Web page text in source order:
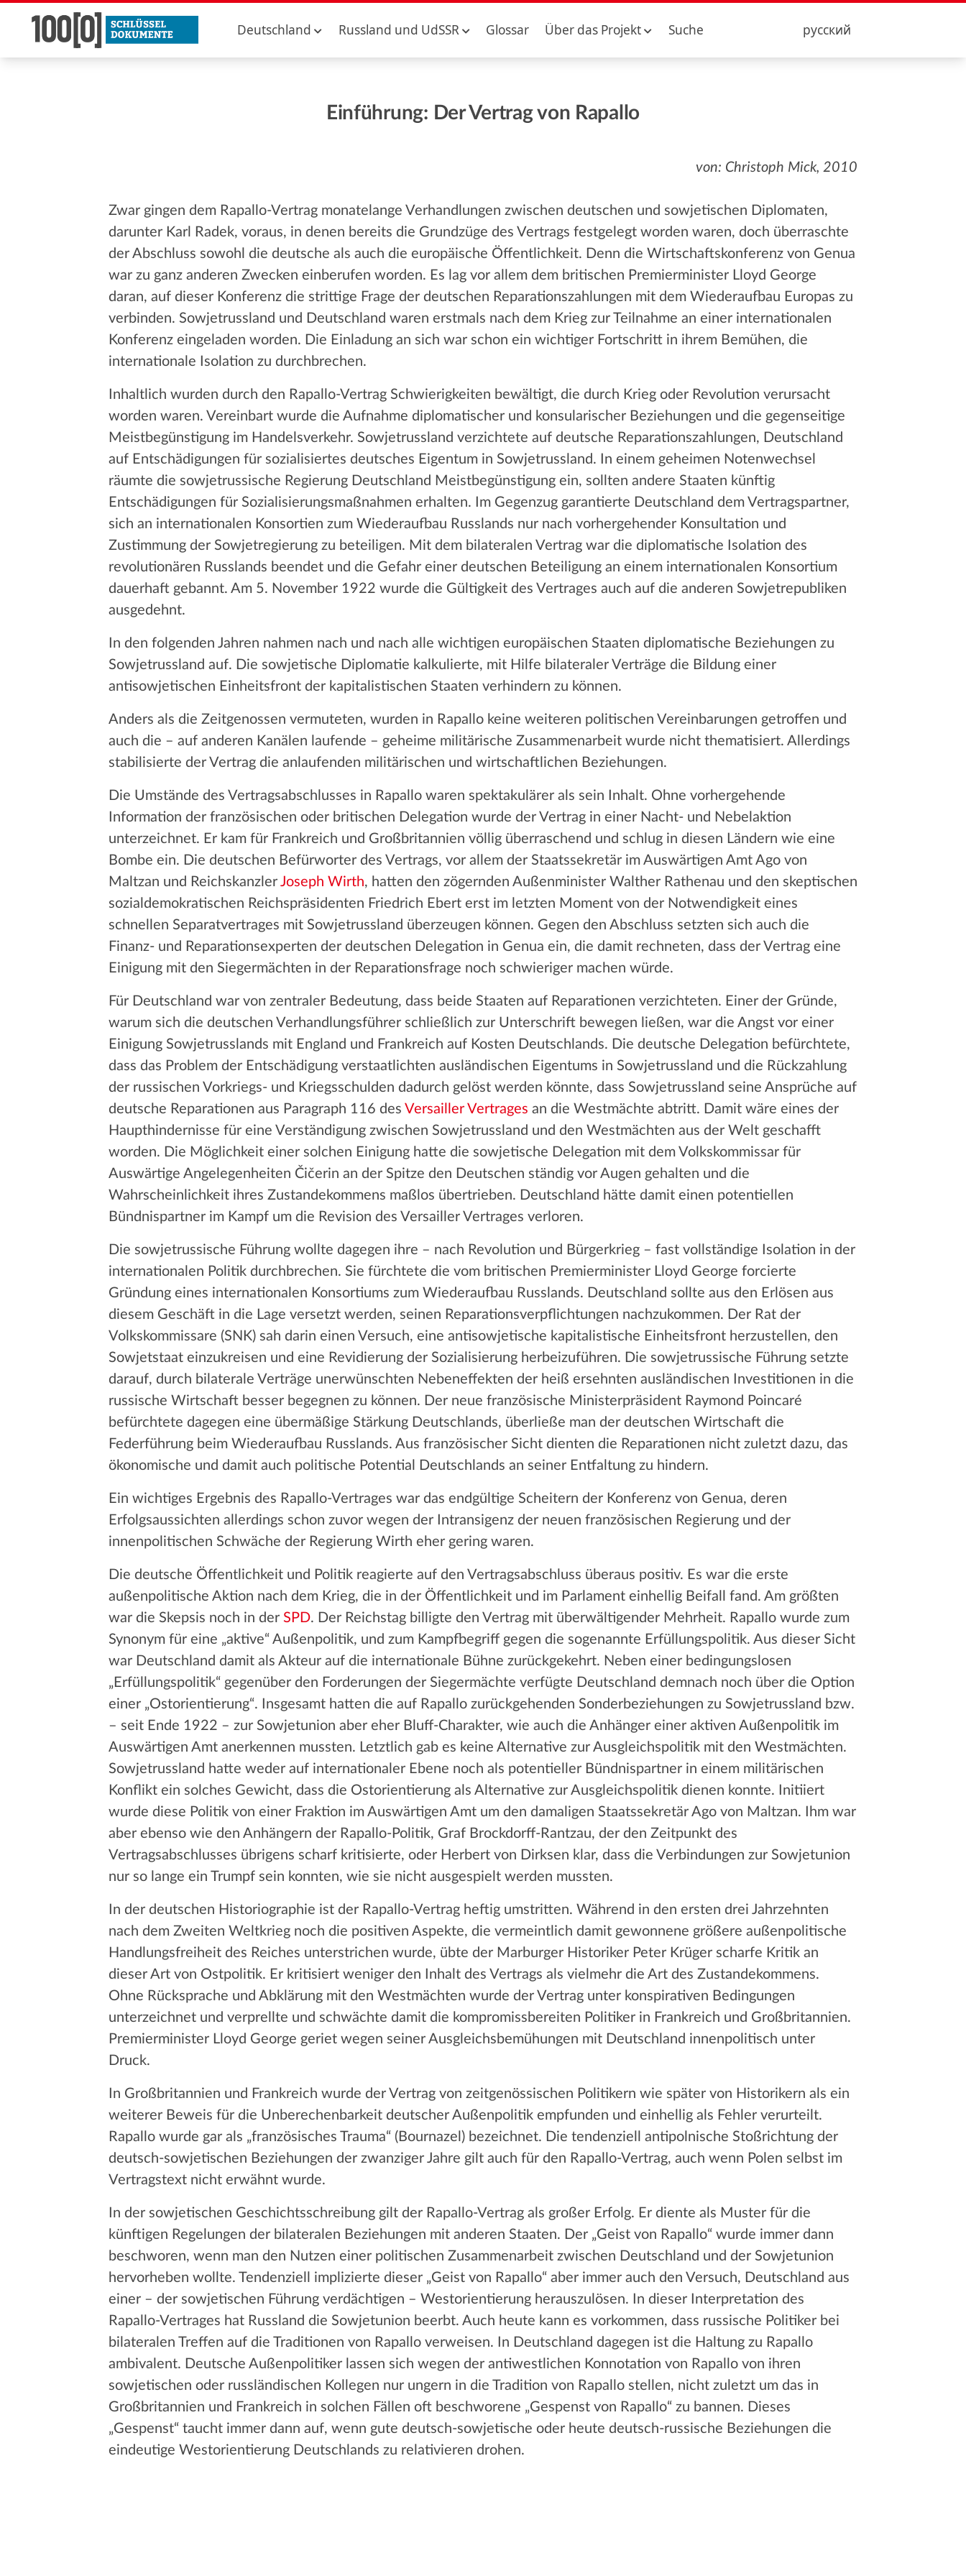
Deutschland Russland und UdSSR Glossar Über das Projekt Suche русский
Einführung: Der Vertrag von Rapallo
von: Christoph Mick, 2010
Zwar gingen dem Rapallo-Vertrag monatelange Verhandlungen zwischen deutschen und sowjetischen Diplomaten,
darunter Karl Radek, voraus, in denen bereits die Grundzüge des Vertrags festgelegt worden waren, doch überraschte
der Abschluss sowohl die deutsche als auch die europäische Öffentlichkeit. Denn die Wirtschaftskonferenz von Genua
war zu ganz anderen Zwecken einberufen worden. Es lag vor allem dem britischen Premierminister Lloyd George
daran, auf dieser Konferenz die strittige Frage der deutschen Reparationszahlungen mit dem Wiederaufbau Europas zu
verbinden. Sowjetrussland und Deutschland waren erstmals nach dem Krieg zur Teilnahme an einer internationalen
Konferenz eingeladen worden. Die Einladung an sich war schon ein wichtiger Fortschritt in ihrem Bemühen, die
internationale Isolation zu durchbrechen.
Inhaltlich wurden durch den Rapallo-Vertrag Schwierigkeiten bewältigt, die durch Krieg oder Revolution verursacht
worden waren. Vereinbart wurde die Aufnahme diplomatischer und konsularischer Beziehungen und die gegenseitige
Meistbegünstigung im Handelsverkehr. Sowjetrussland verzichtete auf deutsche Reparationszahlungen, Deutschland
auf Entschädigungen für sozialisiertes deutsches Eigentum in Sowjetrussland. In einem geheimen Notenwechsel
räumte die sowjetrussische Regierung Deutschland Meistbegünstigung ein, sollten andere Staaten künftig
Entschädigungen für Sozialisierungsmaßnahmen erhalten. Im Gegenzug garantierte Deutschland dem Vertragspartner,
sich an internationalen Konsortien zum Wiederaufbau Russlands nur nach vorhergehender Konsultation und
Zustimmung der Sowjetregierung zu beteiligen. Mit dem bilateralen Vertrag war die diplomatische Isolation des
revolutionären Russlands beendet und die Gefahr einer deutschen Beteiligung an einem internationalen Konsortium
dauerhaft gebannt. Am 5. November 1922 wurde die Gültigkeit des Vertrages auch auf die anderen Sowjetrepubliken
ausgedehnt.
In den folgenden Jahren nahmen nach und nach alle wichtigen europäischen Staaten diplomatische Beziehungen zu
Sowjetrussland auf. Die sowjetische Diplomatie kalkulierte, mit Hilfe bilateraler Verträge die Bildung einer
antisowjetischen Einheitsfront der kapitalistischen Staaten verhindern zu können.
Anders als die Zeitgenossen vermuteten, wurden in Rapallo keine weiteren politischen Vereinbarungen getroffen und
auch die – auf anderen Kanälen laufende – geheime militärische Zusammenarbeit wurde nicht thematisiert. Allerdings
stabilisierte der Vertrag die anlaufenden militärischen und wirtschaftlichen Beziehungen.
Die Umstände des Vertragsabschlusses in Rapallo waren spektakulärer als sein Inhalt. Ohne vorhergehende
Information der französischen oder britischen Delegation wurde der Vertrag in einer Nacht- und Nebelaktion
unterzeichnet. Er kam für Frankreich und Großbritannien völlig überraschend und schlug in diesen Ländern wie eine
Bombe ein. Die deutschen Befürworter des Vertrags, vor allem der Staatssekretär im Auswärtigen Amt Ago von
Maltzan und Reichskanzler Joseph Wirth, hatten den zögernden Außenminister Walther Rathenau und den skeptischen
sozialdemokratischen Reichspräsidenten Friedrich Ebert erst im letzten Moment von der Notwendigkeit eines
schnellen Separatvertrages mit Sowjetrussland überzeugen können. Gegen den Abschluss setzten sich auch die
Finanz- und Reparationsexperten der deutschen Delegation in Genua ein, die damit rechneten, dass der Vertrag eine
Einigung mit den Siegermächten in der Reparationsfrage noch schwieriger machen würde.
Für Deutschland war von zentraler Bedeutung, dass beide Staaten auf Reparationen verzichteten. Einer der Gründe,
warum sich die deutschen Verhandlungsführer schließlich zur Unterschrift bewegen ließen, war die Angst vor einer
Einigung Sowjetrusslands mit England und Frankreich auf Kosten Deutschlands. Die deutsche Delegation befürchtete,
dass das Problem der Entschädigung verstaatlichten ausländischen Eigentums in Sowjetrussland und die Rückzahlung
der russischen Vorkriegs- und Kriegsschulden dadurch gelöst werden könnte, dass Sowjetrussland seine Ansprüche auf
deutsche Reparationen aus Paragraph 116 des Versailler Vertrages an die Westmächte abtritt. Damit wäre eines der
Haupthindernisse für eine Verständigung zwischen Sowjetrussland und den Westmächten aus der Welt geschafft
worden. Die Möglichkeit einer solchen Einigung hatte die sowjetische Delegation mit dem Volkskommissar für
Auswärtige Angelegenheiten Čičerin an der Spitze den Deutschen ständig vor Augen gehalten und die
Wahrscheinlichkeit ihres Zustandekommens maßlos übertrieben. Deutschland hätte damit einen potentiellen
Bündnispartner im Kampf um die Revision des Versailler Vertrages verloren.
Die sowjetrussische Führung wollte dagegen ihre – nach Revolution und Bürgerkrieg – fast vollständige Isolation in der
internationalen Politik durchbrechen. Sie fürchtete die vom britischen Premierminister Lloyd George forcierte
Gründung eines internationalen Konsortiums zum Wiederaufbau Russlands. Deutschland sollte aus den Erlösen aus
diesem Geschäft in die Lage versetzt werden, seinen Reparationsverpflichtungen nachzukommen. Der Rat der
Volkskommissare (SNK) sah darin einen Versuch, eine antisowjetische kapitalistische Einheitsfront herzustellen, den
Sowjetstaat einzukreisen und eine Revidierung der Sozialisierung herbeizuführen. Die sowjetrussische Führung setzte
darauf, durch bilaterale Verträge unerwünschten Nebeneffekten der heiß ersehnten ausländischen Investitionen in die
russische Wirtschaft besser begegnen zu können. Der neue französische Ministerpräsident Raymond Poincaré
befürchtete dagegen eine übermäßige Stärkung Deutschlands, überließe man der deutschen Wirtschaft die
Federführung beim Wiederaufbau Russlands. Aus französischer Sicht dienten die Reparationen nicht zuletzt dazu, das
ökonomische und damit auch politische Potential Deutschlands an seiner Entfaltung zu hindern.
Ein wichtiges Ergebnis des Rapallo-Vertrages war das endgültige Scheitern der Konferenz von Genua, deren
Erfolgsaussichten allerdings schon zuvor wegen der Intransigenz der neuen französischen Regierung und der
innenpolitischen Schwäche der Regierung Wirth eher gering waren.
Die deutsche Öffentlichkeit und Politik reagierte auf den Vertragsabschluss überaus positiv. Es war die erste
außenpolitische Aktion nach dem Krieg, die in der Öffentlichkeit und im Parlament einhellig Beifall fand. Am größten
war die Skepsis noch in der SPD. Der Reichstag billigte den Vertrag mit überwältigender Mehrheit. Rapallo wurde zum
Synonym für eine „aktive“ Außenpolitik, und zum Kampfbegriff gegen die sogenannte Erfüllungspolitik. Aus dieser Sicht
war Deutschland damit als Akteur auf die internationale Bühne zurückgekehrt. Neben einer bedingungslosen
„Erfüllungspolitik“ gegenüber den Forderungen der Siegermächte verfügte Deutschland demnach noch über die Option
einer „Ostorientierung“. Insgesamt hatten die auf Rapallo zurückgehenden Sonderbeziehungen zu Sowjetrussland bzw.
– seit Ende 1922 – zur Sowjetunion aber eher Bluff-Charakter, wie auch die Anhänger einer aktiven Außenpolitik im
Auswärtigen Amt anerkennen mussten. Letztlich gab es keine Alternative zur Ausgleichspolitik mit den Westmächten.
Sowjetrussland hatte weder auf internationaler Ebene noch als potentieller Bündnispartner in einem militärischen
Konflikt ein solches Gewicht, dass die Ostorientierung als Alternative zur Ausgleichspolitik dienen konnte. Initiiert
wurde diese Politik von einer Fraktion im Auswärtigen Amt um den damaligen Staatssekretär Ago von Maltzan. Ihm war
aber ebenso wie den Anhängern der Rapallo-Politik, Graf Brockdorff-Rantzau, der den Zeitpunkt des
Vertragsabschlusses übrigens scharf kritisierte, oder Herbert von Dirksen klar, dass die Verbindungen zur Sowjetunion
nur so lange ein Trumpf sein konnten, wie sie nicht ausgespielt werden mussten.
In der deutschen Historiographie ist der Rapallo-Vertrag heftig umstritten. Während in den ersten drei Jahrzehnten
nach dem Zweiten Weltkrieg noch die positiven Aspekte, die vermeintlich damit gewonnene größere außenpolitische
Handlungsfreiheit des Reiches unterstrichen wurde, übte der Marburger Historiker Peter Krüger scharfe Kritik an
dieser Art von Ostpolitik. Er kritisiert weniger den Inhalt des Vertrags als vielmehr die Art des Zustandekommens.
Ohne Rücksprache und Abklärung mit den Westmächten wurde der Vertrag unter konspirativen Bedingungen
unterzeichnet und verprellte und schwächte damit die kompromissbereiten Politiker in Frankreich und Großbritannien.
Premierminister Lloyd George geriet wegen seiner Ausgleichsbemühungen mit Deutschland innenpolitisch unter
Druck.
In Großbritannien und Frankreich wurde der Vertrag von zeitgenössischen Politikern wie später von Historikern als ein
weiterer Beweis für die Unberechenbarkeit deutscher Außenpolitik empfunden und einhellig als Fehler verurteilt.
Rapallo wurde gar als „französisches Trauma“ (Bournazel) bezeichnet. Die tendenziell antipolnische Stoßrichtung der
deutsch-sowjetischen Beziehungen der zwanziger Jahre gilt auch für den Rapallo-Vertrag, auch wenn Polen selbst im
Vertragstext nicht erwähnt wurde.
In der sowjetischen Geschichtsschreibung gilt der Rapallo-Vertrag als großer Erfolg. Er diente als Muster für die
künftigen Regelungen der bilateralen Beziehungen mit anderen Staaten. Der „Geist von Rapallo“ wurde immer dann
beschworen, wenn man den Nutzen einer politischen Zusammenarbeit zwischen Deutschland und der Sowjetunion
hervorheben wollte. Tendenziell implizierte dieser „Geist von Rapallo“ aber immer auch den Versuch, Deutschland aus
einer – der sowjetischen Führung verdächtigen – Westorientierung herauszulösen. In dieser Interpretation des
Rapallo-Vertrages hat Russland die Sowjetunion beerbt. Auch heute kann es vorkommen, dass russische Politiker bei
bilateralen Treffen auf die Traditionen von Rapallo verweisen. In Deutschland dagegen ist die Haltung zu Rapallo
ambivalent. Deutsche Außenpolitiker lassen sich wegen der antiwestlichen Konnotation von Rapallo von ihren
sowjetischen oder russländischen Kollegen nur ungern in die Tradition von Rapallo stellen, nicht zuletzt um das in
Großbritannien und Frankreich in solchen Fällen oft beschworene „Gespenst von Rapallo“ zu bannen. Dieses
„Gespenst“ taucht immer dann auf, wenn gute deutsch-sowjetische oder heute deutsch-russische Beziehungen die
eindeutige Westorientierung Deutschlands zu relativieren drohen.